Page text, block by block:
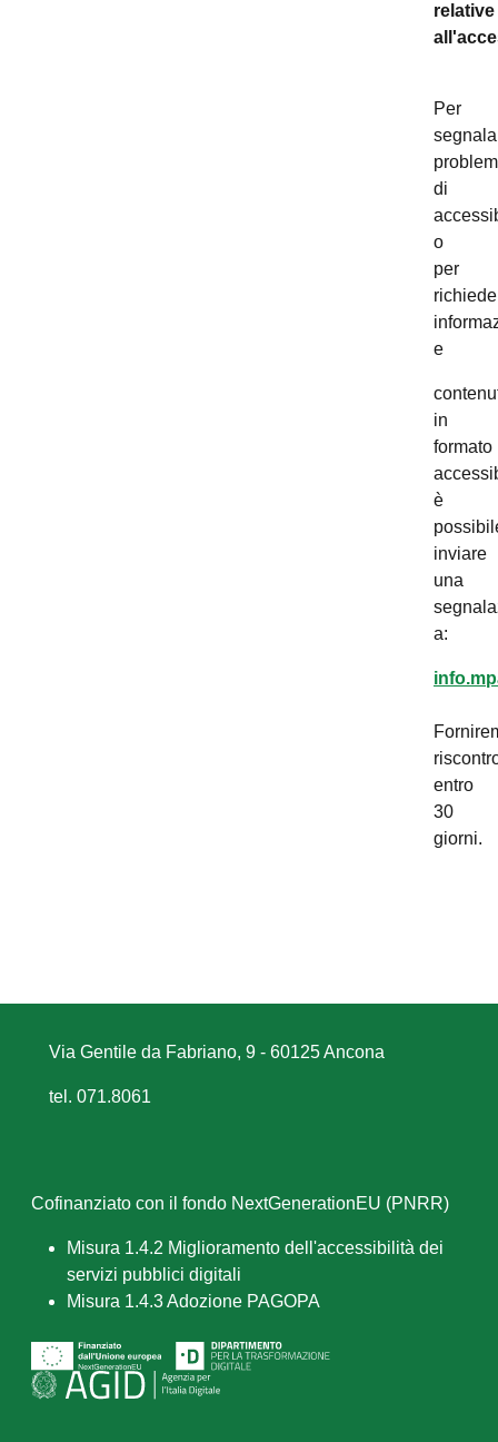
relative
Per
di
o
per
e
in
formato
è
inviare
una
a:
entro
30
giorni.
Via Gentile da Fabriano, 9 - 60125 Ancona
tel. 071.8061
Cofinanziato con il fondo NextGenerationEU (PNRR)
Misura 1.4.2 Miglioramento dell'accessibilità dei
servizi pubblici digitali
Misura 1.4.3 Adozione PAGOPA